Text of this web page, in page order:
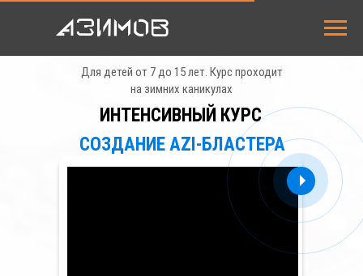
СТОИМОСТЬ
ЗАНЯТИЙ
ИНТЕНСИВНЫЙ КУРС
Для детей от 7 до 15 лет. Курс проходит
на зимних каникулах
СОЗДАНИЕ AZI-БЛАСТЕРА